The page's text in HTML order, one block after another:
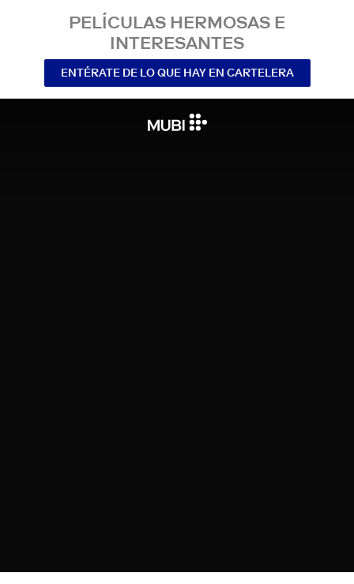
PELÍCULAS HERMOSAS E
INTERESANTES
ENTÉRATE DE LO QUE HAY EN CARTELERA